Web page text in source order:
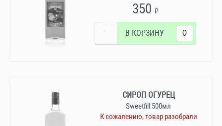
350₽
− В КОРЗИНУ
СИРОП ОГУРЕЦ
Sweetfill 500мл
К сожалению, товар разобрали